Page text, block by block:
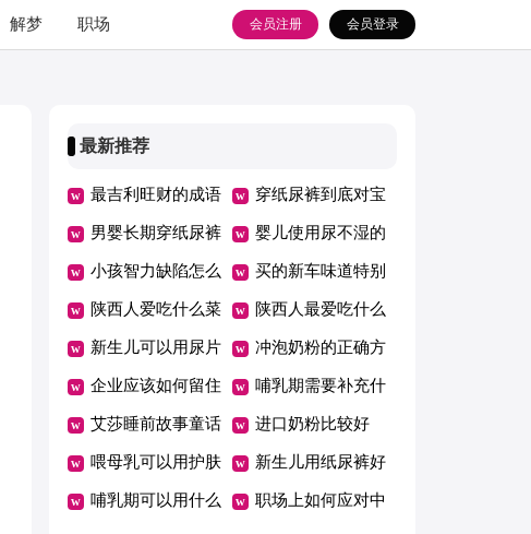
解梦 职场 会员登录
会员注册
最新推荐
最吉利旺财的成语 穿纸尿裤到底对宝
宝好不好
男婴长期穿纸尿裤
危害
婴儿使用尿不湿的
危害
小孩智力缺陷怎么
办
买的新车味道特别
大如何消除
陕西人爱吃什么菜 陕西人最爱吃什么
菜
新生儿可以用尿片
吗
冲泡奶粉的正确方
法
企业应该如何留住
优秀员工
哺乳期需要补充什
么维生素
艾莎睡前故事童话
故事
进口奶粉比较好
喂母乳可以用护肤
品吗
新生儿用纸尿裤好
还是用拉拉裤好
哺乳期可以用什么 职场上如何应对中